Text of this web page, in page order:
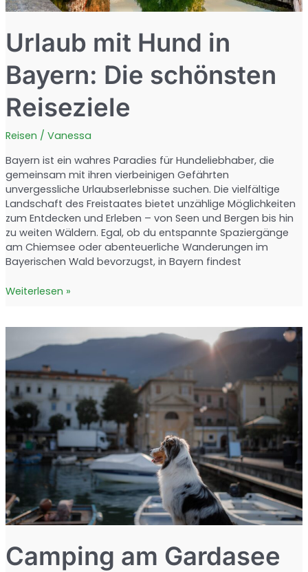
Urlaub mit Hund in
Bayern: Die schönsten
Reiseziele
Reisen / Vanessa
Bayern ist ein wahres Paradies für Hundeliebhaber, die
gemeinsam mit ihren vierbeinigen Gefährten
unvergessliche Urlaubserlebnisse suchen. Die vielfältige
Landschaft des Freistaates bietet unzählige Möglichkeiten
zum Entdecken und Erleben – von Seen und Bergen bis hin
zu weiten Wäldern. Egal, ob du entspannte Spaziergänge
am Chiemsee oder abenteuerliche Wanderungen im
Bayerischen Wald bevorzugst, in Bayern findest
Urlaub
Bayern:
Die
schönsten
Reiseziele
Weiterlesen »
Camping am Gardasee